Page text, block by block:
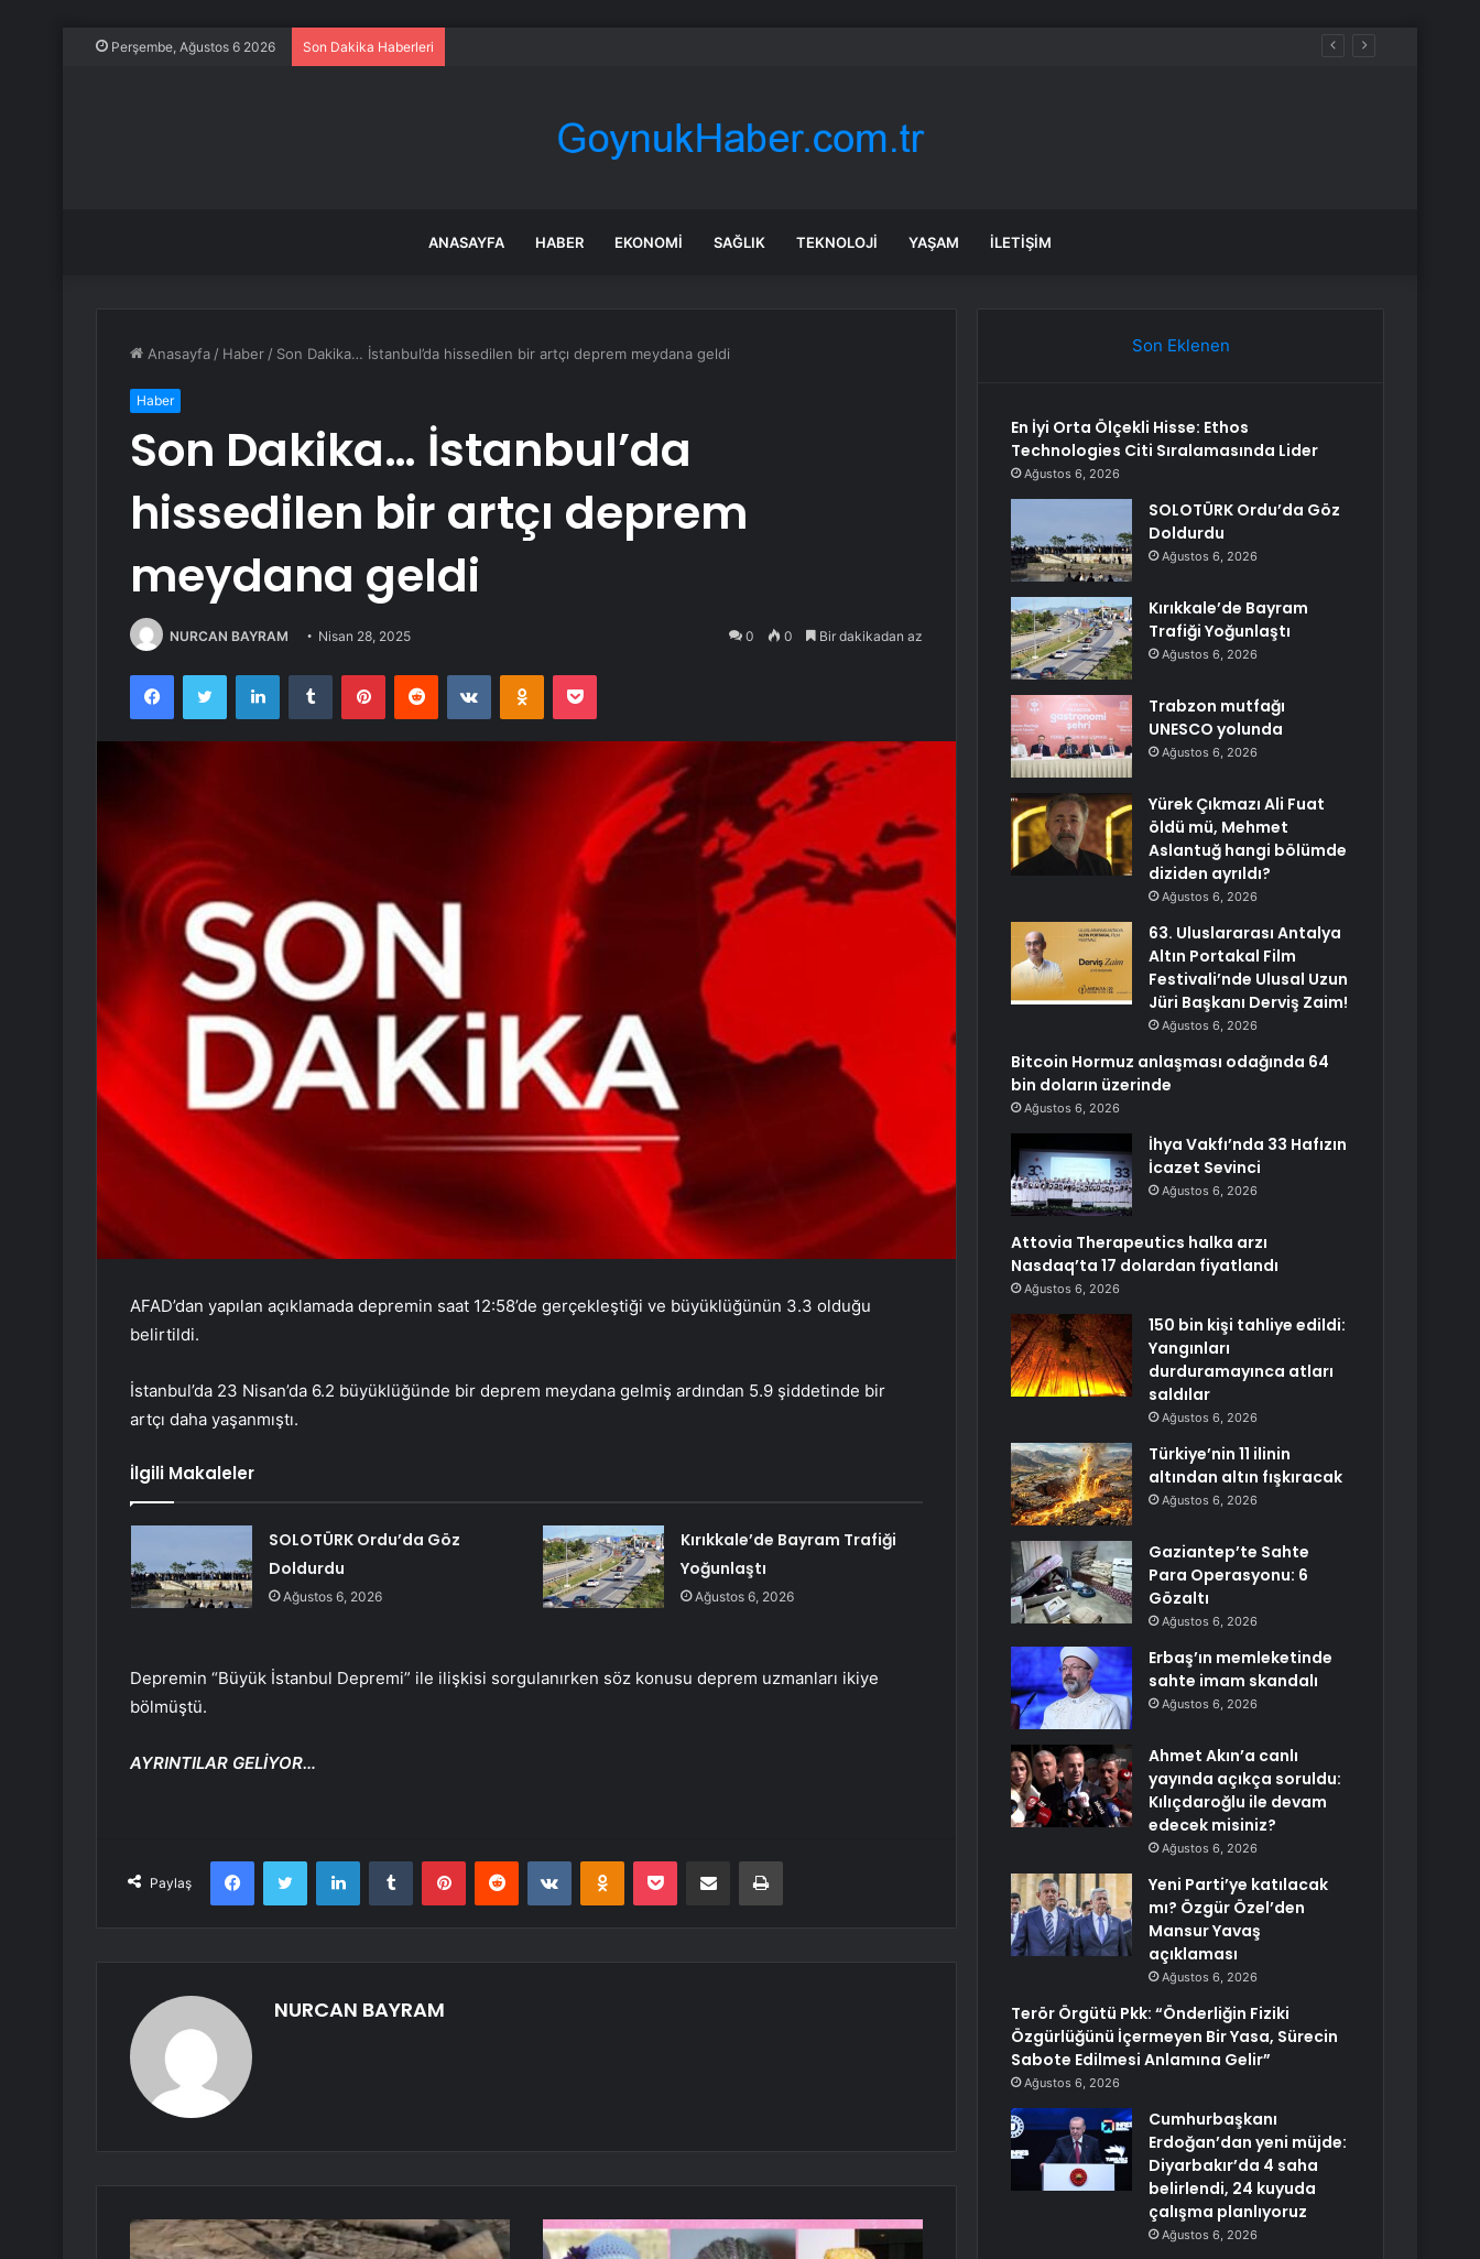
Perşembe, Ağustos 6 2026 Son Dakika Haberleri
ANASAYFA HABER EKONOMI SAĞLIK TEKNOLOJI YAŞAM İLETIŞIM
Anasayfa / Haber / Son Dakika… İstanbul’da hissedilen bir artçı deprem meydana geldi
Haber
Son Dakika… İstanbul’da
hissedilen bir artçı deprem
meydana geldi
NURCAN BAYRAM Nisan 28, 2025 0 0 Bir dakikadan az
FacebookTwitter LinkedInTumblr PinterestReddit VKontakteOdnoklassniki
Pocket
AFAD’dan yapılan açıklamada depremin saat 12:58’de gerçekleştiği ve büyüklüğünün 3.3 olduğu
belirtildi.
İstanbul’da 23 Nisan’da 6.2 büyüklüğünde bir deprem meydana gelmiş ardından 5.9 şiddetinde bir
artçı daha yaşanmıştı.
İlgili Makaleler
SOLOTÜRK Ordu’da Göz
Doldurdu
Ağustos 6, 2026
Kırıkkale’de Bayram Trafiği
Yoğunlaştı
Ağustos 6, 2026
Depremin “Büyük İstanbul Depremi” ile ilişkisi sorgulanırken söz konusu deprem uzmanları ikiye
bölmüştü.
AYRINTILAR GELİYOR…
Paylaş
FacebookTwitter LinkedInTumblr PinterestReddit VKontakteOdnoklassniki
Pocket E-Posta ile paylaş Yazdır
NURCAN BAYRAM
Son Eklenen
En İyi Orta Ölçekli Hisse: Ethos
Technologies Citi Sıralamasında Lider
Ağustos 6, 2026
SOLOTÜRK Ordu’da Göz
Doldurdu
Ağustos 6, 2026
Kırıkkale’de Bayram
Trafiği Yoğunlaştı
Ağustos 6, 2026
Trabzon mutfağı
UNESCO yolunda
Ağustos 6, 2026
Yürek Çıkmazı Ali Fuat
öldü mü, Mehmet
Aslantuğ hangi bölümde
diziden ayrıldı?
Ağustos 6, 2026
63. Uluslararası Antalya
Altın Portakal Film
Festivali’nde Ulusal Uzun
Jüri Başkanı Derviş Zaim!
Ağustos 6, 2026
Bitcoin Hormuz anlaşması odağında 64
bin doların üzerinde
Ağustos 6, 2026
İhya Vakfı’nda 33 Hafızın
İcazet Sevinci
Ağustos 6, 2026
Attovia Therapeutics halka arzı
Nasdaq’ta 17 dolardan fiyatlandı
Ağustos 6, 2026
150 bin kişi tahliye edildi:
Yangınları
durduramayınca atları
saldılar
Ağustos 6, 2026
Türkiye’nin 11 ilinin
altından altın fışkıracak
Ağustos 6, 2026
Gaziantep’te Sahte
Para Operasyonu: 6
Gözaltı
Ağustos 6, 2026
Erbaş’ın memleketinde
sahte imam skandalı
Ağustos 6, 2026
Ahmet Akın’a canlı
yayında açıkça soruldu:
Kılıçdaroğlu ile devam
edecek misiniz?
Ağustos 6, 2026
Yeni Parti’ye katılacak
mı? Özgür Özel’den
Mansur Yavaş
açıklaması
Ağustos 6, 2026
Terör Örgütü Pkk: “Önderliğin Fiziki
Özgürlüğünü İçermeyen Bir Yasa, Sürecin
Sabote Edilmesi Anlamına Gelir”
Ağustos 6, 2026
Cumhurbaşkanı
Erdoğan’dan yeni müjde:
Diyarbakır’da 4 saha
belirlendi, 24 kuyuda
çalışma planlıyoruz
Ağustos 6, 2026